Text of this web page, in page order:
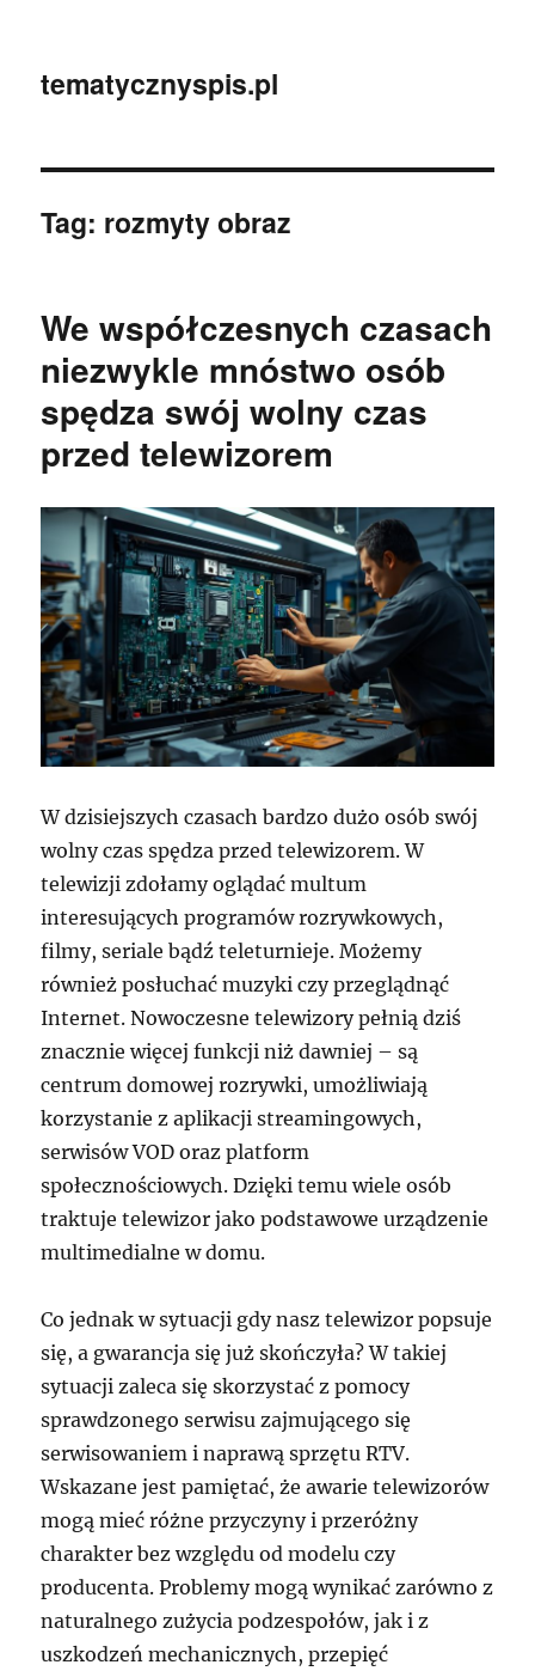
tematycznyspis.pl
Tag: rozmyty obraz
We współczesnych czasach
niezwykle mnóstwo osób
spędza swój wolny czas
przed telewizorem
W dzisiejszych czasach bardzo dużo osób swój
wolny czas spędza przed telewizorem. W
telewizji zdołamy oglądać multum
interesujących programów rozrywkowych,
filmy, seriale bądź teleturnieje. Możemy
również posłuchać muzyki czy przeglądnąć
Internet. Nowoczesne telewizory pełnią dziś
znacznie więcej funkcji niż dawniej – są
centrum domowej rozrywki, umożliwiają
korzystanie z aplikacji streamingowych,
serwisów VOD oraz platform
społecznościowych. Dzięki temu wiele osób
traktuje telewizor jako podstawowe urządzenie
multimedialne w domu.
Co jednak w sytuacji gdy nasz telewizor popsuje
się, a gwarancja się już skończyła? W takiej
sytuacji zaleca się skorzystać z pomocy
sprawdzonego serwisu zajmującego się
serwisowaniem i naprawą sprzętu RTV.
Wskazane jest pamiętać, że awarie telewizorów
mogą mieć różne przyczyny i przeróżny
charakter bez względu od modelu czy
producenta. Problemy mogą wynikać zarówno z
naturalnego zużycia podzespołów, jak i z
uszkodzeń mechanicznych, przepięć